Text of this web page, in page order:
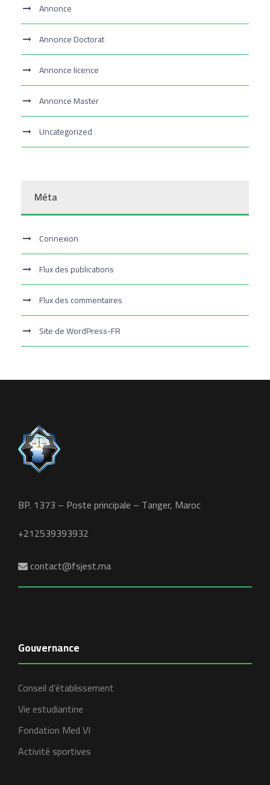
Annonce
Annonce Doctorat
Annonce licence
Annonce Master
Uncategorized
Méta
Connexion
Flux des publications
Flux des commentaires
Site de WordPress-FR
BP. 1373 – Poste principale – Tanger, Maroc
+212539393932
contact@fsjest.ma
Gouvernance
Conseil d’établissement
Vie estudiantine
Fondation Med VI
Activité sportives